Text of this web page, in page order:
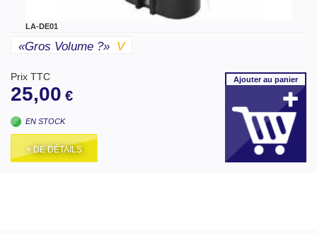
LA-DE01
«gros Volume ?» V
Prix TTC
25,00 €
EN STOCK
+ DE DÉTAILS
Ajouterau panier